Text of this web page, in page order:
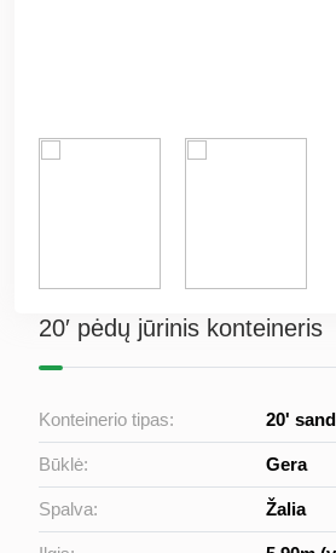
20′ pėdų jūrinis konteineris
Konteinerio tipas: 20'
Būklė: Gera
Spalva: Žalia